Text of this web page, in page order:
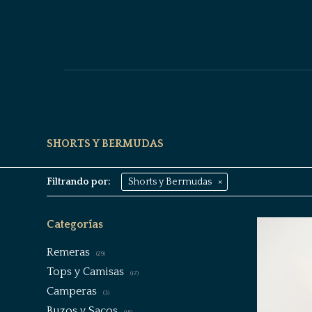
SHORTS Y BERMUDAS
Filtrando por: Shorts y Bermudas
Categorías
Remeras (29)
Tops y Camisas (17)
Camperas (3)